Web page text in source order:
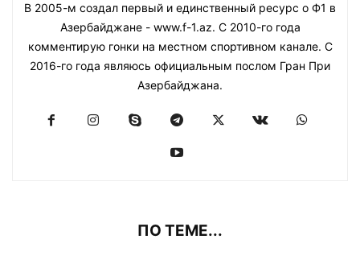
В 2005-м создал первый и единственный ресурс о Ф1 в
Азербайджане - www.f-1.az. С 2010-го года
комментирую гонки на местном спортивном канале. С
2016-го года являюсь официальным послом Гран При
Азербайджана.
ПО ТЕМЕ...